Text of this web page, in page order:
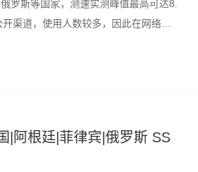
罗斯等国家，测速实测峰值最高可达8.
渠道，使用人数较多，因此在网络高
|阿根廷|菲律宾|俄罗斯 SS